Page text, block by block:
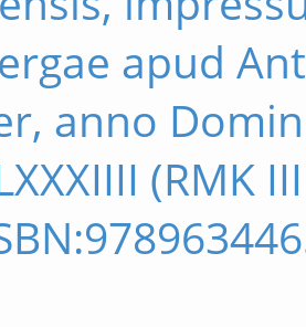
apud
anno
(RMK